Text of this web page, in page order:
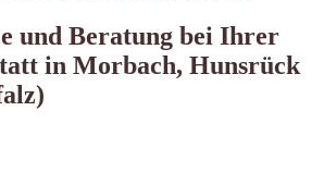
und Beratung bei Ihrer
in Morbach, Hunsrück